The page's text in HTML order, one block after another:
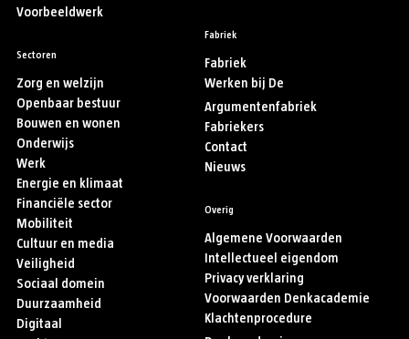
Voorbeeldwerk
Sectoren
Zorg en welzijn
Openbaar bestuur
Bouwen en wonen
Onderwijs
Werk
Energie en klimaat
Financiële sector
Mobiliteit
Cultuur en media
Veiligheid
Sociaal domein
Duurzaamheid
Digitaal
Fabriek
Fabriek
Werken bij De
Argumentenfabriek
Fabriekers
Contact
Nieuws
Overig
Algemene Voorwaarden
Intellectueel eigendom
Privacy verklaring
Voorwaarden Denkacademie
Klachtenprocedure